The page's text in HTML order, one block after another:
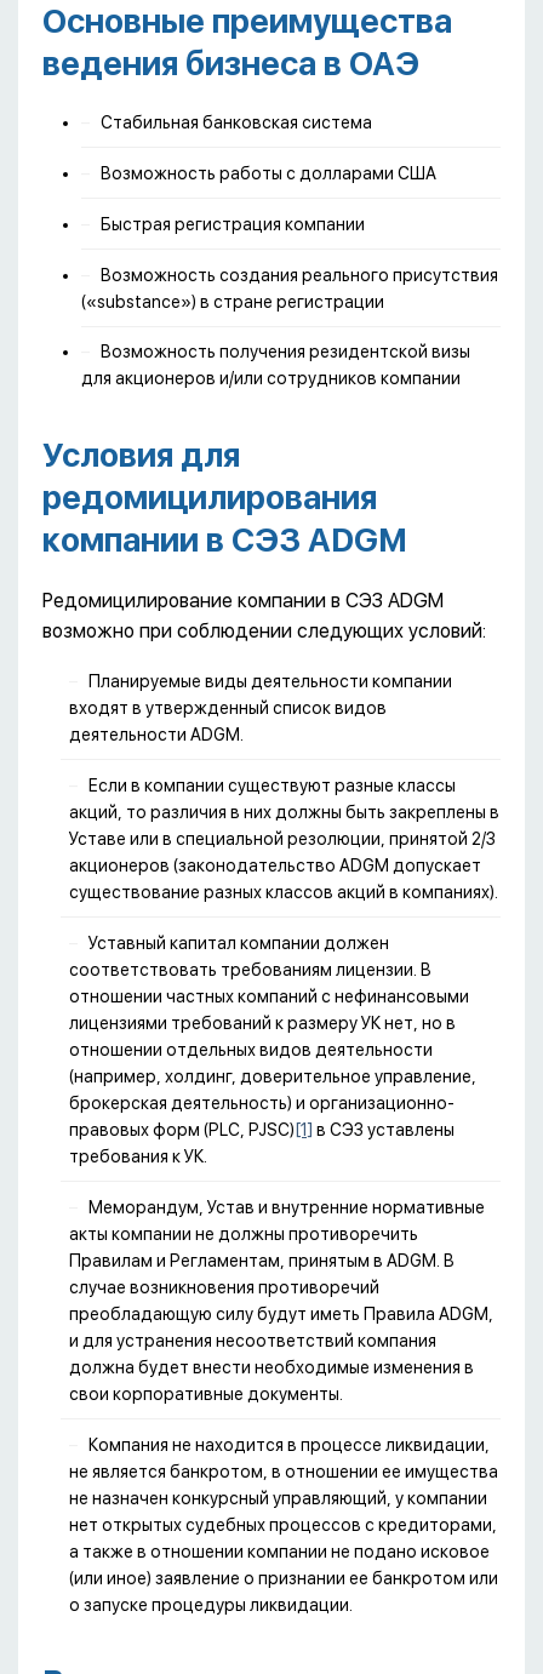
Основные преимущества
ведения бизнеса в ОАЭ
Стабильная банковская система
Возможность работы с долларами США
Быстрая регистрация компании
Возможность создания реального присутствия
(«substance») в стране регистрации
Возможность получения резидентской визы
для акционеров и/или сотрудников компании
Условия для
редомицилирования
компании в СЭЗ ADGM
Редомицилирование компании в СЭЗ ADGM
возможно при соблюдении следующих условий:
Планируемые виды деятельности компании
входят в утвержденный список видов
деятельности ADGM.
Если в компании существуют разные классы
акций, то различия в них должны быть закреплены в
Уставе или в специальной резолюции, принятой 2/3
акционеров (законодательство ADGM допускает
существование разных классов акций в компаниях).
Уставный капитал компании должен
соответствовать требованиям лицензии. В
отношении частных компаний с нефинансовыми
лицензиями требований к размеру УК нет, но в
отношении отдельных видов деятельности
(например, холдинг, доверительное управление,
брокерская деятельность) и организационно-
правовых форм (PLC, PJSC) [1] в СЭЗ уставлены
требования к УК.
Меморандум, Устав и внутренние нормативные
акты компании не должны противоречить
Правилам и Регламентам, принятым в ADGM. В
случае возникновения противоречий
преобладающую силу будут иметь Правила ADGM,
и для устранения несоответствий компания
должна будет внести необходимые изменения в
свои корпоративные документы.
Компания не находится в процессе ликвидации,
не является банкротом, в отношении ее имущества
не назначен конкурсный управляющий, у компании
нет открытых судебных процессов с кредиторами,
а также в отношении компании не подано исковое
(или иное) заявление о признании ее банкротом или
о запуске процедуры ликвидации.